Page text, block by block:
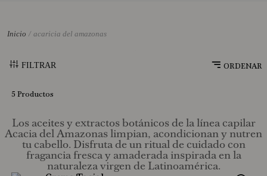
acaricia del amazonas
FILTRAR
5 Productos
Los aceites y extractos botánicos de la línea capilar
Acacia del Amazonas limpian, acondicionan y nutren
tu cabello. Disfruta de un ritual de cuidado con
fragancia fresca y amaderada inspirada en la
naturaleza virgen de Latinoamérica.